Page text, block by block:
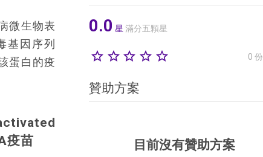
微生物表
基因序列
蛋白的疫
疫苗
0.0 星 滿分五顆星
star_border star_border star_border star_border star_border 0
贊助方案
目前沒有贊助方案